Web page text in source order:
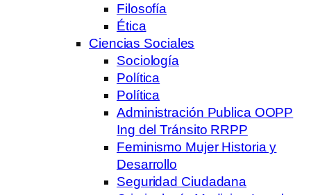
Filosofía
Ética
Ciencias Sociales
Sociología
Política
Política
Administración Publica OOPP
Ing del Tránsito RRPP
Feminismo Mujer Historia y
Desarrollo
Seguridad Ciudadana